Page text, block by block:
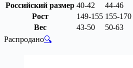
Российский размер 40-42 44-46
Рост
149-155 155-170
Вес
43-50 50-63
Распродано🔍